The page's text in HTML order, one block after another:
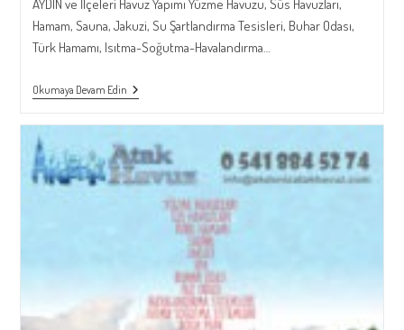
AYDIN ve İlçeleri Havuz Yapımı Yüzme Havuzu, Süs Havuzları,
Hamam, Sauna, Jakuzi, Su Şartlandırma Tesisleri, Buhar Odası,
Türk Hamamı, Isıtma-Soğutma-Havalandırma…
Okumaya Devam EdinAYDIN
Ve
Yapımı